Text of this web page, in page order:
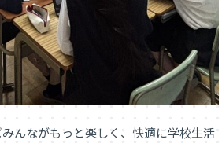
んながもっと楽しく、快適に学校生活